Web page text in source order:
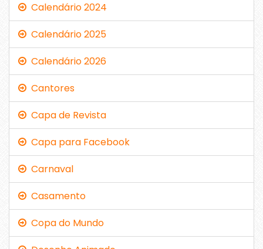
Calendário 2024
Calendário 2025
Calendário 2026
Cantores
Capa de Revista
Capa para Facebook
Carnaval
Casamento
Copa do Mundo